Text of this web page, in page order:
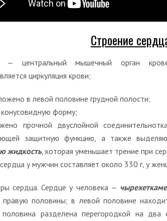
Строение
— центральный мышечный орган
циркуляция крови;
в левой половине грудной полости;
форму;
прочной двуслойной
защитную функцию, а также
жидкость, которая уменьшает трение при
у мужчин составляет около 330 г, у
сердца. Сердце у человека —
половины; в левой половине
разделена перегородкой на два